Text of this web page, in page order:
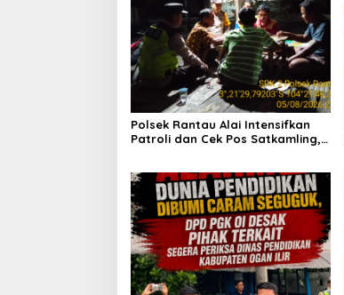
Polsek Rantau Alai Intensifkan
Patroli dan Cek Pos Satkamling,